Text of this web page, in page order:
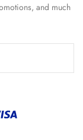
and much